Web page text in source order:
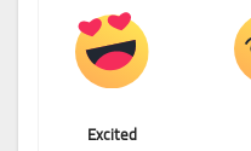
Excited